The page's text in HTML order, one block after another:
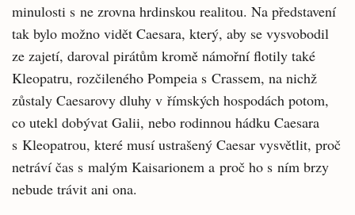
minulosti s ne zrovna hrdinskou realitou. Na představení
tak bylo možno vidět Caesara, který, aby se vysvobodil
ze zajetí, daroval pirátům kromě námořní flotily také
Kleopatru, rozčileného Pompeia s Crassem, na nichž
zůstaly Caesarovy dluhy v římských hospodách potom,
co utekl dobývat Galii, nebo rodinnou hádku Caesara
s Kleopatrou, které musí ustrašený Caesar vysvětlit, proč
netráví čas s malým Kaisarionem a proč ho s ním brzy
nebude trávit ani ona.